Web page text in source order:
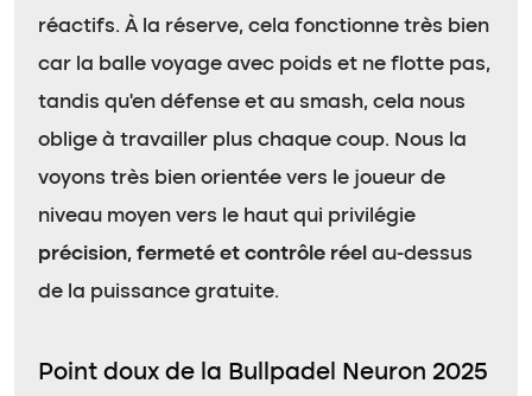
réactifs. À la réserve, cela fonctionne très bien
car la balle voyage avec poids et ne flotte pas,
tandis qu’en défense et au smash, cela nous
oblige à travailler plus chaque coup. Nous la
voyons très bien orientée vers le joueur de
niveau moyen vers le haut qui privilégie
précision, fermeté et contrôle réel au-dessus
de la puissance gratuite.
Point doux de la Bullpadel Neuron 2025